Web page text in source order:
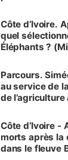
Côte d’Ivoire.
quel
Éléphants ?
Parcours.
au service de
de
Côte d’Ivoire -
morts après la
dans le fleuve